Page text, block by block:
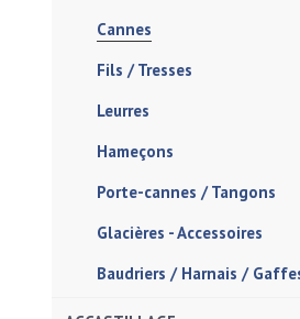
Cannes
Fils / Tresses
Leurres
Hameçons
Porte-cannes / Tangons
Glacières - Accessoires
Baudriers / Harnais /